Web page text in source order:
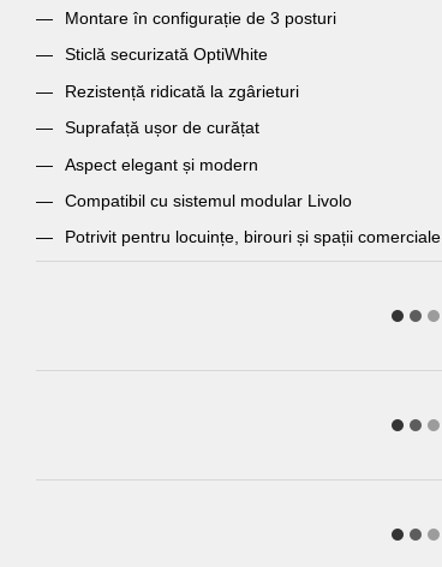
Montare în configurație de 3 posturi
Sticlă securizată OptiWhite
Rezistență ridicată la zgârieturi
Suprafață ușor de curățat
Aspect elegant și modern
Compatibil cu sistemul modular Livolo
Potrivit pentru locuințe, birouri și spații comerciale